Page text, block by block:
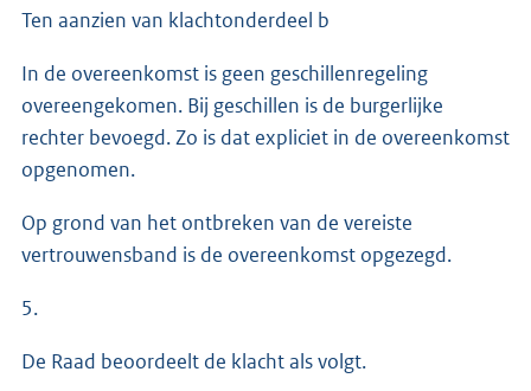
Ten aanzien van klachtonderdeel b
In de overeenkomst is geen geschillenregeling
overeengekomen. Bij geschillen is de burgerlijke
rechter bevoegd. Zo is dat expliciet in de overeenkomst
opgenomen.
Op grond van het ontbreken van de vereiste
vertrouwensband is de overeenkomst opgezegd.
5.
De Raad beoordeelt de klacht als volgt.